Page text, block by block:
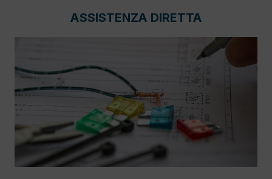
ASSISTENZA DIRETTA